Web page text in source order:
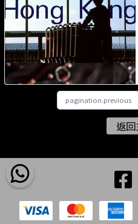
pagination.previous
返